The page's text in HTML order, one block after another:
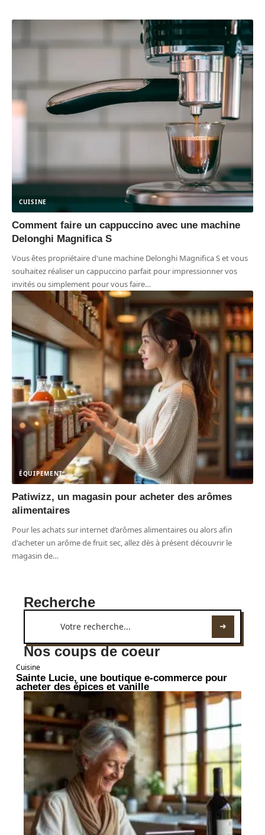
CUISINE
Comment faire un cappuccino avec une machine
Delonghi Magnifica S
Vous êtes propriétaire d'une machine Delonghi Magnifica S et vous
souhaitez réaliser un cappuccino parfait pour impressionner vos
invités ou simplement pour vous faire…
ÉQUIPEMENT
Patiwizz, un magasin pour acheter des arômes
alimentaires
Pour les achats sur internet d’arômes alimentaires ou alors afin
d'acheter un arôme de fruit sec, allez dès à présent découvrir le
magasin de…
Recherche
Nos coups de coeur
Cuisine
Sainte Lucie, une boutique e-commerce pour
acheter des épices et vanille